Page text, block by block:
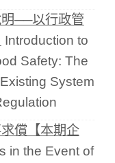
──以行政管
Introduction to
Safety: The
System
償【本期企
in the Event of